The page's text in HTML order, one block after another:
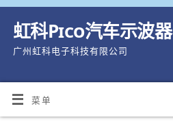
虹科Pico汽车示波器
广州虹科电子科技有限公司
菜单